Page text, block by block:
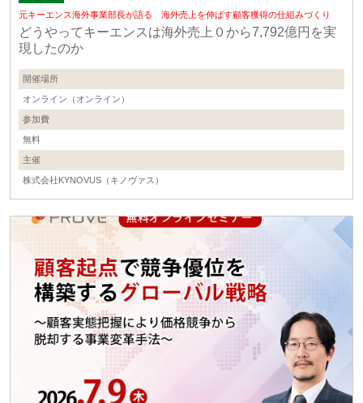
元キーエンス海外事業部長が語る 海外売上を伸ばす顧客獲得の仕組みづくり
どうやってキーエンスは海外売上０から7,792億円を実
現したのか
開催場所
オンライン（オンライン）
参加費
無料
主催
株式会社KYNOVUS（キノヴァス）